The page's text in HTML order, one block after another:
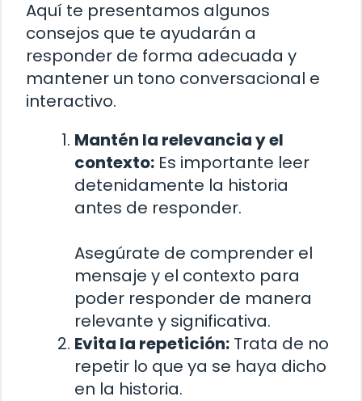
Aquí te presentamos algunos
consejos que te ayudarán a
responder de forma adecuada y
mantener un tono conversacional e
interactivo.
Mantén la relevancia y el
contexto: Es importante leer
detenidamente la historia
antes de responder.
Asegúrate de comprender el
mensaje y el contexto para
poder responder de manera
relevante y significativa.
Evita la repetición: Trata de no
repetir lo que ya se haya dicho
en la historia.